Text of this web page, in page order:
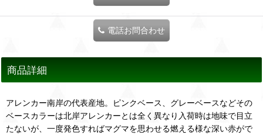
電話お問合わせ
商品詳細
アレンカー南岸の代表産地。ピンクベース、グレーベースなどその
ベースカラーは北岸アレンカーとは全く異なり入荷時は地味で目立
たないが、一度発色すればマグマを思わせる燃える様な深い赤がで